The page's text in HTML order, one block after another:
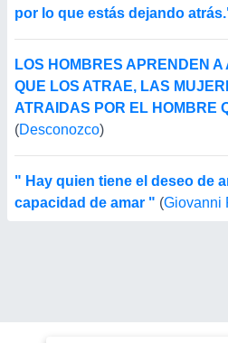
por lo que estás dejando
LOS HOMBRES APRENDEN
QUE LOS ATRAE, LAS
ATRAIDAS POR EL HOMBRE
(Desconozco)
" Hay quien tiene el deseo de
capacidad de amar " (Giovanni